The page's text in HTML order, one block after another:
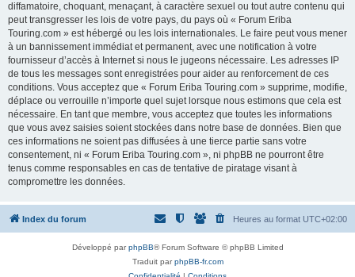
diffamatoire, choquant, menaçant, à caractère sexuel ou tout autre contenu qui
peut transgresser les lois de votre pays, du pays où « Forum Eriba
Touring.com » est hébergé ou les lois internationales. Le faire peut vous mener
à un bannissement immédiat et permanent, avec une notification à votre
fournisseur d’accès à Internet si nous le jugeons nécessaire. Les adresses IP
de tous les messages sont enregistrées pour aider au renforcement de ces
conditions. Vous acceptez que « Forum Eriba Touring.com » supprime, modifie,
déplace ou verrouille n’importe quel sujet lorsque nous estimons que cela est
nécessaire. En tant que membre, vous acceptez que toutes les informations
que vous avez saisies soient stockées dans notre base de données. Bien que
ces informations ne soient pas diffusées à une tierce partie sans votre
consentement, ni « Forum Eriba Touring.com », ni phpBB ne pourront être
tenus comme responsables en cas de tentative de piratage visant à
compromettre les données.
Index du forum Heures au format UTC+02:00
Développé parphpBB® Forum Software © phpBB Limited
Traduit parphpBB-fr.com